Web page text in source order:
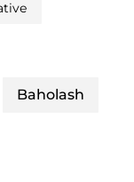
Baholash